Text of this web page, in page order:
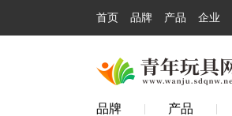
首页 品牌 产品 企业
品牌 产品